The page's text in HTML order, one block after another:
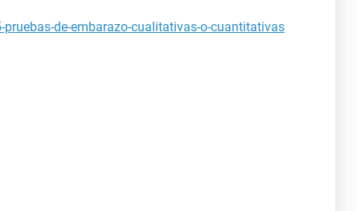
de-embarazo-cualitativas-o-cuantitativas